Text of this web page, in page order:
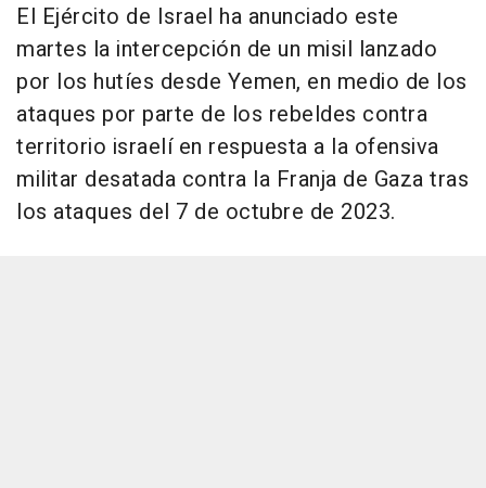
El Ejército de Israel ha anunciado este
martes la intercepción de un misil lanzado
por los hutíes desde Yemen, en medio de los
ataques por parte de los rebeldes contra
territorio israelí en respuesta a la ofensiva
militar desatada contra la Franja de Gaza tras
los ataques del 7 de octubre de 2023.